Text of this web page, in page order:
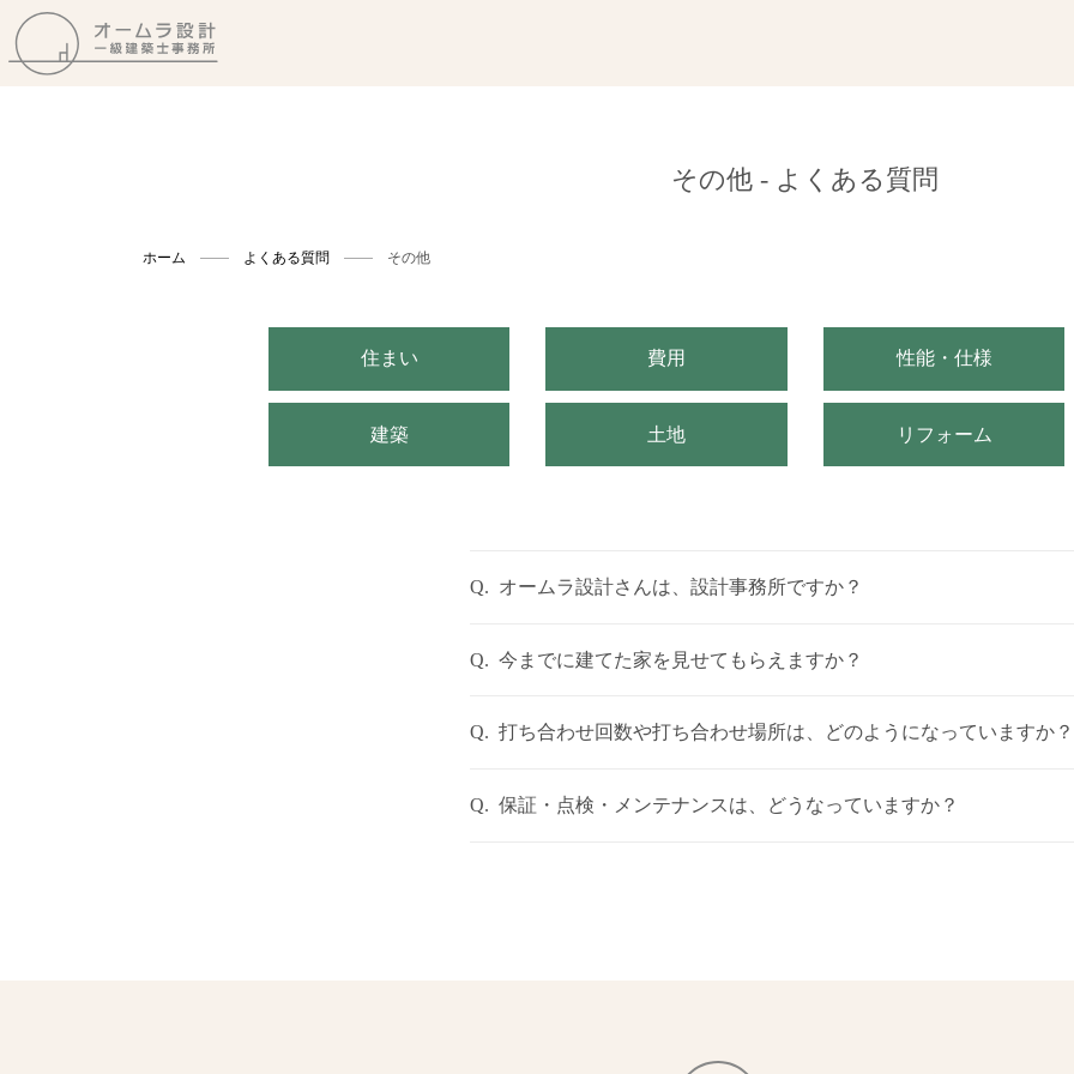
その他 - よくある質問
ホーム よくある質問 その他
住まい 費用 性能・仕様
建築 土地 リフォーム
Q. オームラ設計さんは、設計事務所ですか？
Q. 今までに建てた家を見せてもらえますか？
Q. 打ち合わせ回数や打ち合わせ場所は、どのようになっていますか？
Q. 保証・点検・メンテナンスは、どうなっていますか？